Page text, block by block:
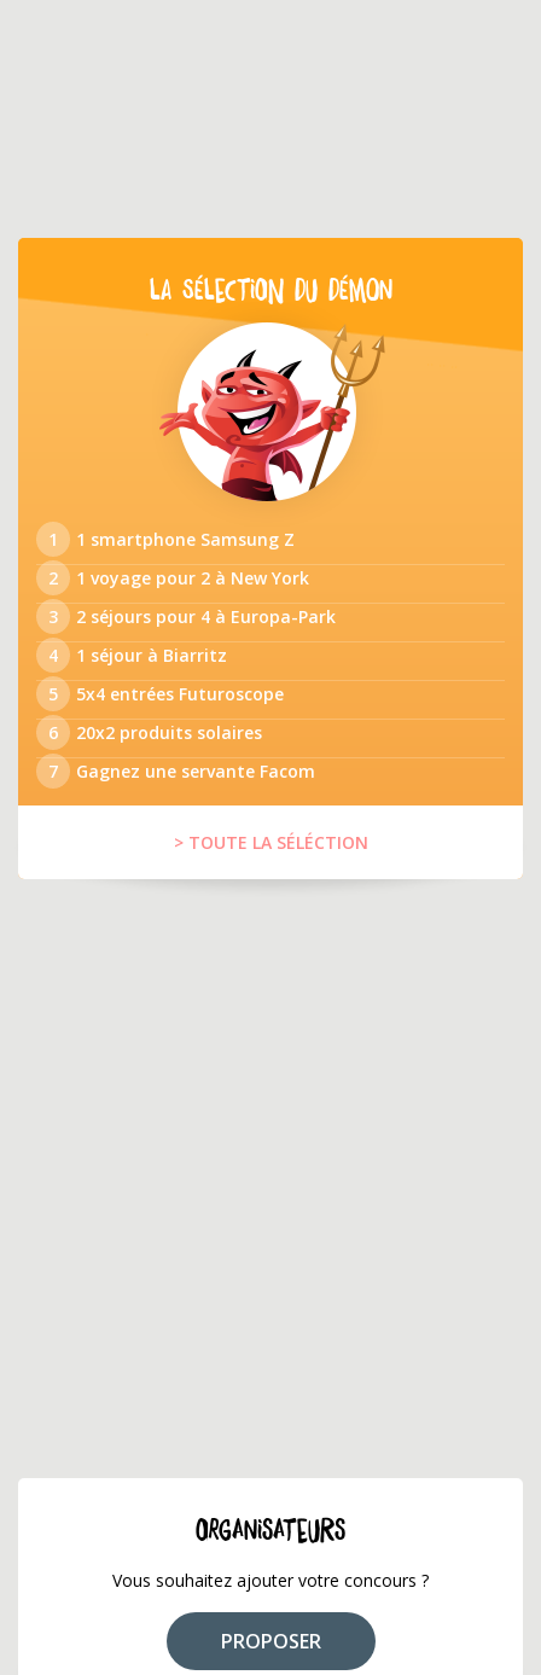
LA SÉLECTION DU DÉMON
1
1 smartphone Samsung Z
2
1 voyage pour 2 à New York
3
2 séjours pour 4 à Europa-Park
4
1 séjour à Biarritz
5
5x4 entrées Futuroscope
6
20x2 produits solaires
7
Gagnez une servante Facom
> TOUTE LA SÉLÉCTION
ORGANISATEURS
Vous souhaitez ajouter votre concours ?
PROPOSER